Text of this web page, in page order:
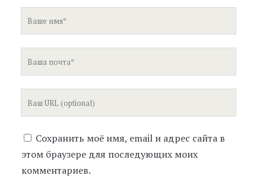
Ваше
Сохранить моё имя, email и адрес сайта в
этом браузере для последующих моих
комментариев.